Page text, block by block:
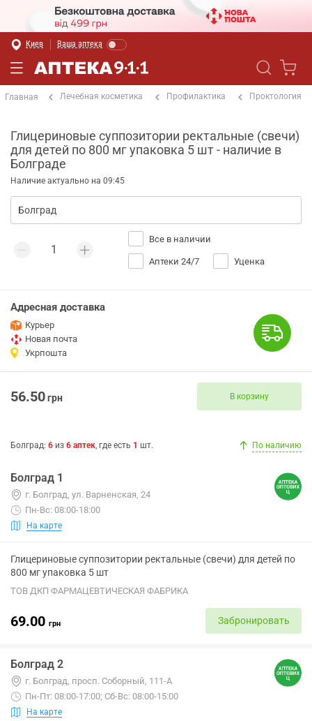
Киев Ваша аптека
Главная Лечебная косметика Профилактика Проктология
Глицериновые суппозитории ректальные (свечи)
для детей по 800 мг упаковка 5 шт - наличие в
Болграде
Наличие актуально на 09:45
Все в наличии
Аптеки 24/7 Уценка
Адресная доставка
Курьер
Новая почта
Укрпошта
56.50грн В корзину
Болград: 6 из 6 аптек, где есть 1 шт. По наличию
Болград 1
г. Болград, ул. Варненская, 24
Пн-Вс: 08:00-18:00
На карте
Глицериновые суппозитории ректальные (свечи) для детей по
800 мг упаковка 5 шт
ТОВ ДКП ФАРМАЦЕВТИЧЕСКАЯ ФАБРИКА
69.00 грн Забронировать
Болград 2
г. Болград, просп. Соборный, 111-А
Пн-Пт: 08:00-17:00; Сб-Вс: 08:00-15:00
На карте